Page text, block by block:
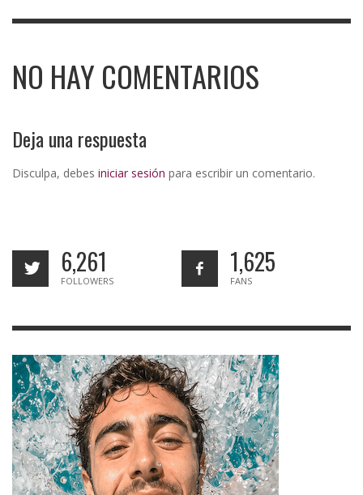
NO HAY COMENTARIOS
Deja una respuesta
Disculpa, debes iniciar sesión para escribir un comentario.
6,261
FOLLOWERS
1,625
FANS